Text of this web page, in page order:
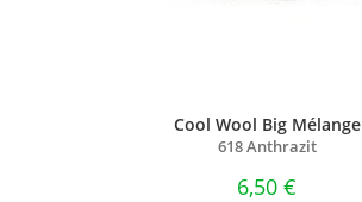
Cool Wool Big Mélange
618 Anthrazit
6,50 €